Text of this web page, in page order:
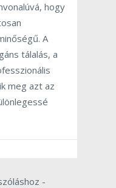
hogy
A
tálalás, a
meg azt az
-